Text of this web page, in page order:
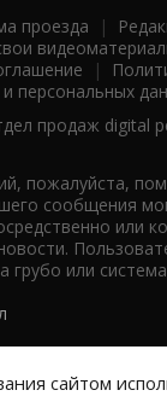
проезда |
|
персональных
продаж digital
пожалуйста,
сообщения
или
грубо или
сайтом